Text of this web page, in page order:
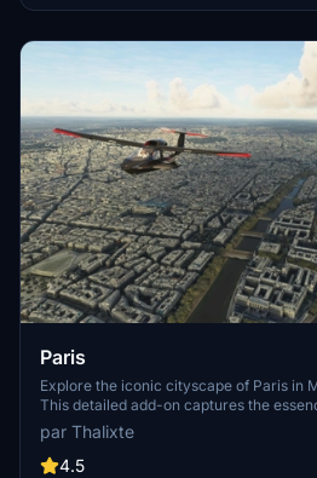
Paris
Explore the iconic cityscape of Paris in
This detailed add-on captures the
featuring famous landmarks and
accurate GPS coordinates, immerse
known for its historical significance and
par Thalixte
4.5